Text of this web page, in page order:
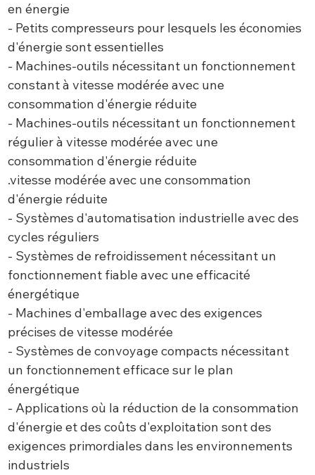
en énergie
- Petits compresseurs pour lesquels les économies
d'énergie sont essentielles
- Machines-outils nécessitant un fonctionnement
constant à vitesse modérée avec une
consommation d'énergie réduite
- Machines-outils nécessitant un fonctionnement
régulier à vitesse modérée avec une
consommation d'énergie réduite
.vitesse modérée avec une consommation
d'énergie réduite
- Systèmes d'automatisation industrielle avec des
cycles réguliers
- Systèmes de refroidissement nécessitant un
fonctionnement fiable avec une efficacité
énergétique
- Machines d'emballage avec des exigences
précises de vitesse modérée
- Systèmes de convoyage compacts nécessitant
un fonctionnement efficace sur le plan
énergétique
- Applications où la réduction de la consommation
d'énergie et des coûts d'exploitation sont des
exigences primordiales dans les environnements
industriels